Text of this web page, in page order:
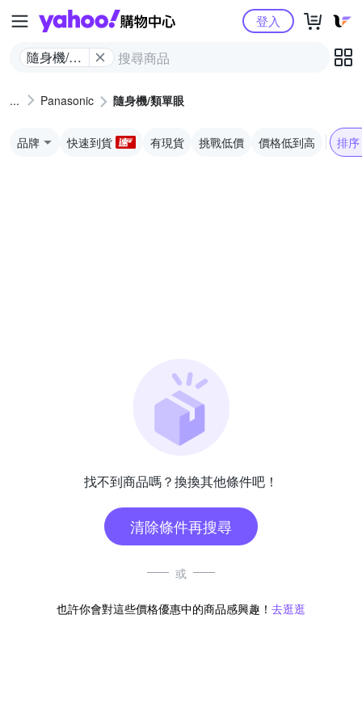
Yahoo購物中心
隨身機/類
登入
Panasonic 隨身機/類單眼
品牌 快速到貨 有現貨 挑戰低價 價格低到高 排序
找不到商品嗎？換換其他條件吧！
清除條件再搜尋
或
也許你會對這些價格優惠中的商品感興趣！ 去逛逛